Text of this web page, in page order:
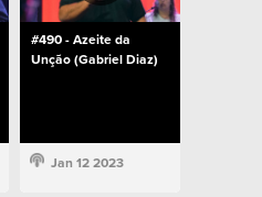
#490 - Azeite da
Unção (Gabriel Diaz)
Jan 12 2023